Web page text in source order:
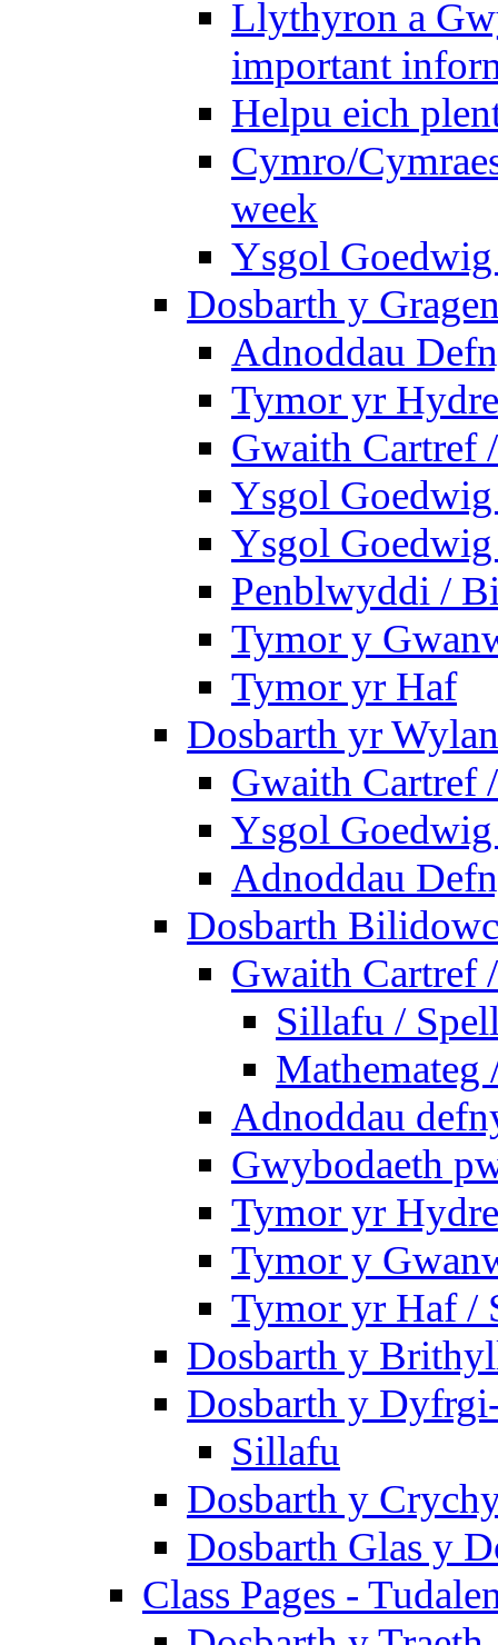
Llythyron a
important
Helpu eich
Cymro/
week
Ysgol
Dosbarth y
Adnoddau
Tymor yr
Gwaith Cartref
Ysgol
Ysgol
Penblwyddi /
Tymor y
Tymor yr Haf
Dosbarth yr
Gwaith Cartref
Ysgol
Adnoddau
Dosbarth
Gwaith Cartref
Sillafu /
Mathemateg
Adnoddau
Gwybodaeth
Tymor yr
Tymor y
Tymor yr Haf /
Dosbarth y
Dosbarth y
Sillafu
Dosbarth y
Dosbarth Glas y
Class Pages -